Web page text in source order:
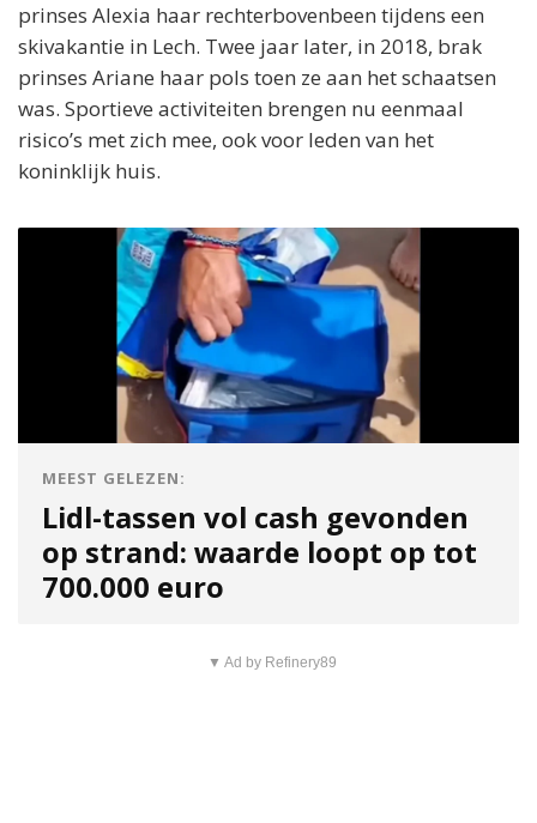
prinses Alexia haar rechterbovenbeen tijdens een
skivakantie in Lech. Twee jaar later, in 2018, brak
prinses Ariane haar pols toen ze aan het schaatsen
was. Sportieve activiteiten brengen nu eenmaal
risico’s met zich mee, ook voor leden van het
koninklijk huis.
MEEST GELEZEN:
Lidl-tassen vol cash gevonden
op strand: waarde loopt op tot
700.000 euro
▼ Ad by Refinery89